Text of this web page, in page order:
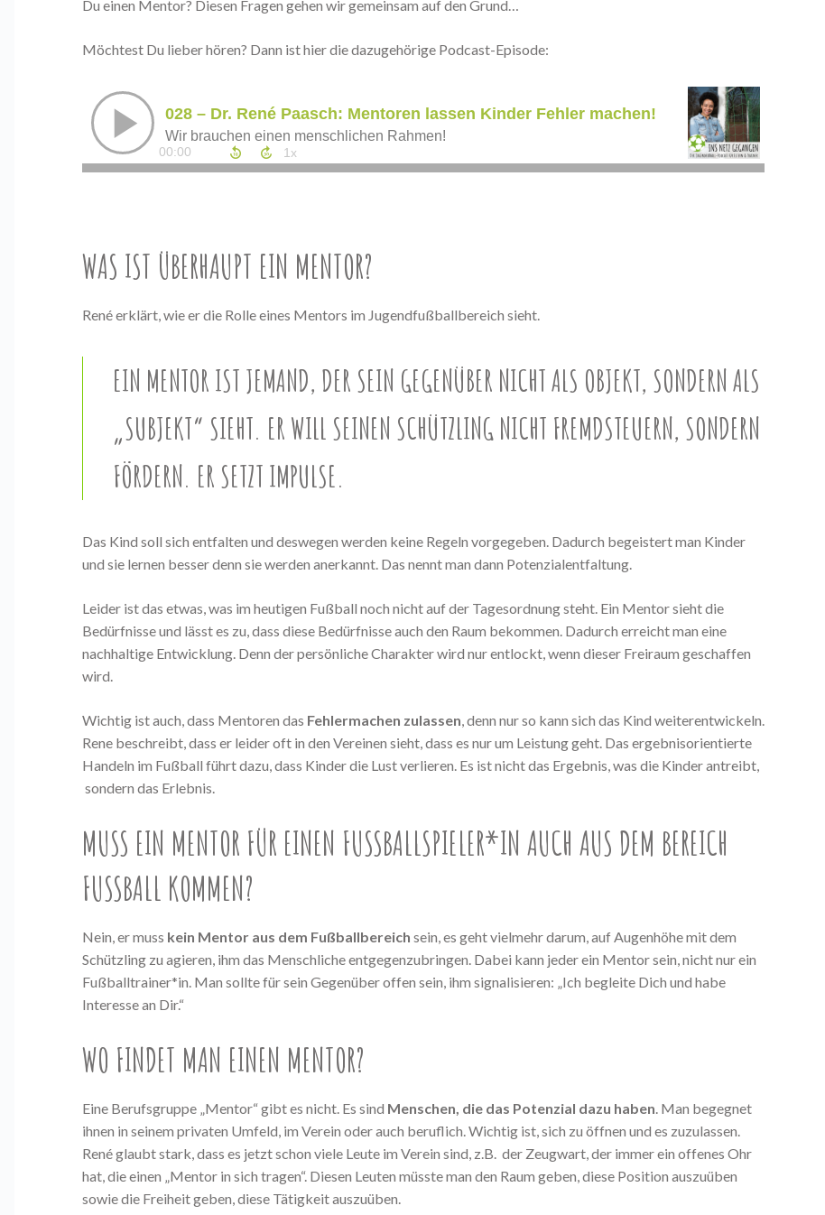
Du einen Mentor? Diesen Fragen gehen wir gemeinsam auf den Grund…
Möchtest Du lieber hören? Dann ist hier die dazugehörige Podcast-Episode:
WAS IST ÜBERHAUPT EIN MENTOR?
René erklärt, wie er die Rolle eines Mentors im Jugendfußballbereich sieht.
EIN MENTOR IST JEMAND, DER SEIN GEGENÜBER NICHT ALS OBJEKT, SONDERN ALS
„SUBJEKT“ SIEHT. ER WILL SEINEN SCHÜTZLING NICHT FREMDSTEUERN, SONDERN
FÖRDERN. ER SETZT IMPULSE.
Das Kind soll sich entfalten und deswegen werden keine Regeln vorgegeben. Dadurch begeistert man Kinder
und sie lernen besser denn sie werden anerkannt. Das nennt man dann Potenzialentfaltung.
Leider ist das etwas, was im heutigen Fußball noch nicht auf der Tagesordnung steht. Ein Mentor sieht die
Bedürfnisse und lässt es zu, dass diese Bedürfnisse auch den Raum bekommen. Dadurch erreicht man eine
nachhaltige Entwicklung. Denn der persönliche Charakter wird nur entlockt, wenn dieser Freiraum geschaffen
wird.
Wichtig ist auch, dass Mentoren das Fehlermachen zulassen, denn nur so kann sich das Kind weiterentwickeln.
Rene beschreibt, dass er leider oft in den Vereinen sieht, dass es nur um Leistung geht. Das ergebnisorientierte
Handeln im Fußball führt dazu, dass Kinder die Lust verlieren. Es ist nicht das Ergebnis, was die Kinder antreibt,
sondern das Erlebnis.
MUSS EIN MENTOR FÜR EINEN FUSSBALLSPIELER*IN AUCH AUS DEM BEREICH F
USSBALL KOMMEN?
Nein, er muss kein Mentor aus dem Fußballbereich sein, es geht vielmehr darum, auf Augenhöhe mit dem
Schützling zu agieren, ihm das Menschliche entgegenzubringen. Dabei kann jeder ein Mentor sein, nicht nur ein
Fußballtrainer*in. Man sollte für sein Gegenüber offen sein, ihm signalisieren: „Ich begleite Dich und habe
Interesse an Dir.“
WO FINDET MAN EINEN MENTOR?
Eine Berufsgruppe „Mentor“ gibt es nicht. Es sind Menschen, die das Potenzial dazu haben. Man begegnet
ihnen in seinem privaten Umfeld, im Verein oder auch beruflich. Wichtig ist, sich zu öffnen und es zuzulassen.
René glaubt stark, dass es jetzt schon viele Leute im Verein sind, z.B. der Zeugwart, der immer ein offenes Ohr
hat, die einen „Mentor in sich tragen“. Diesen Leuten müsste man den Raum geben, diese Position auszuüben
sowie die Freiheit geben, diese Tätigkeit auszuüben.